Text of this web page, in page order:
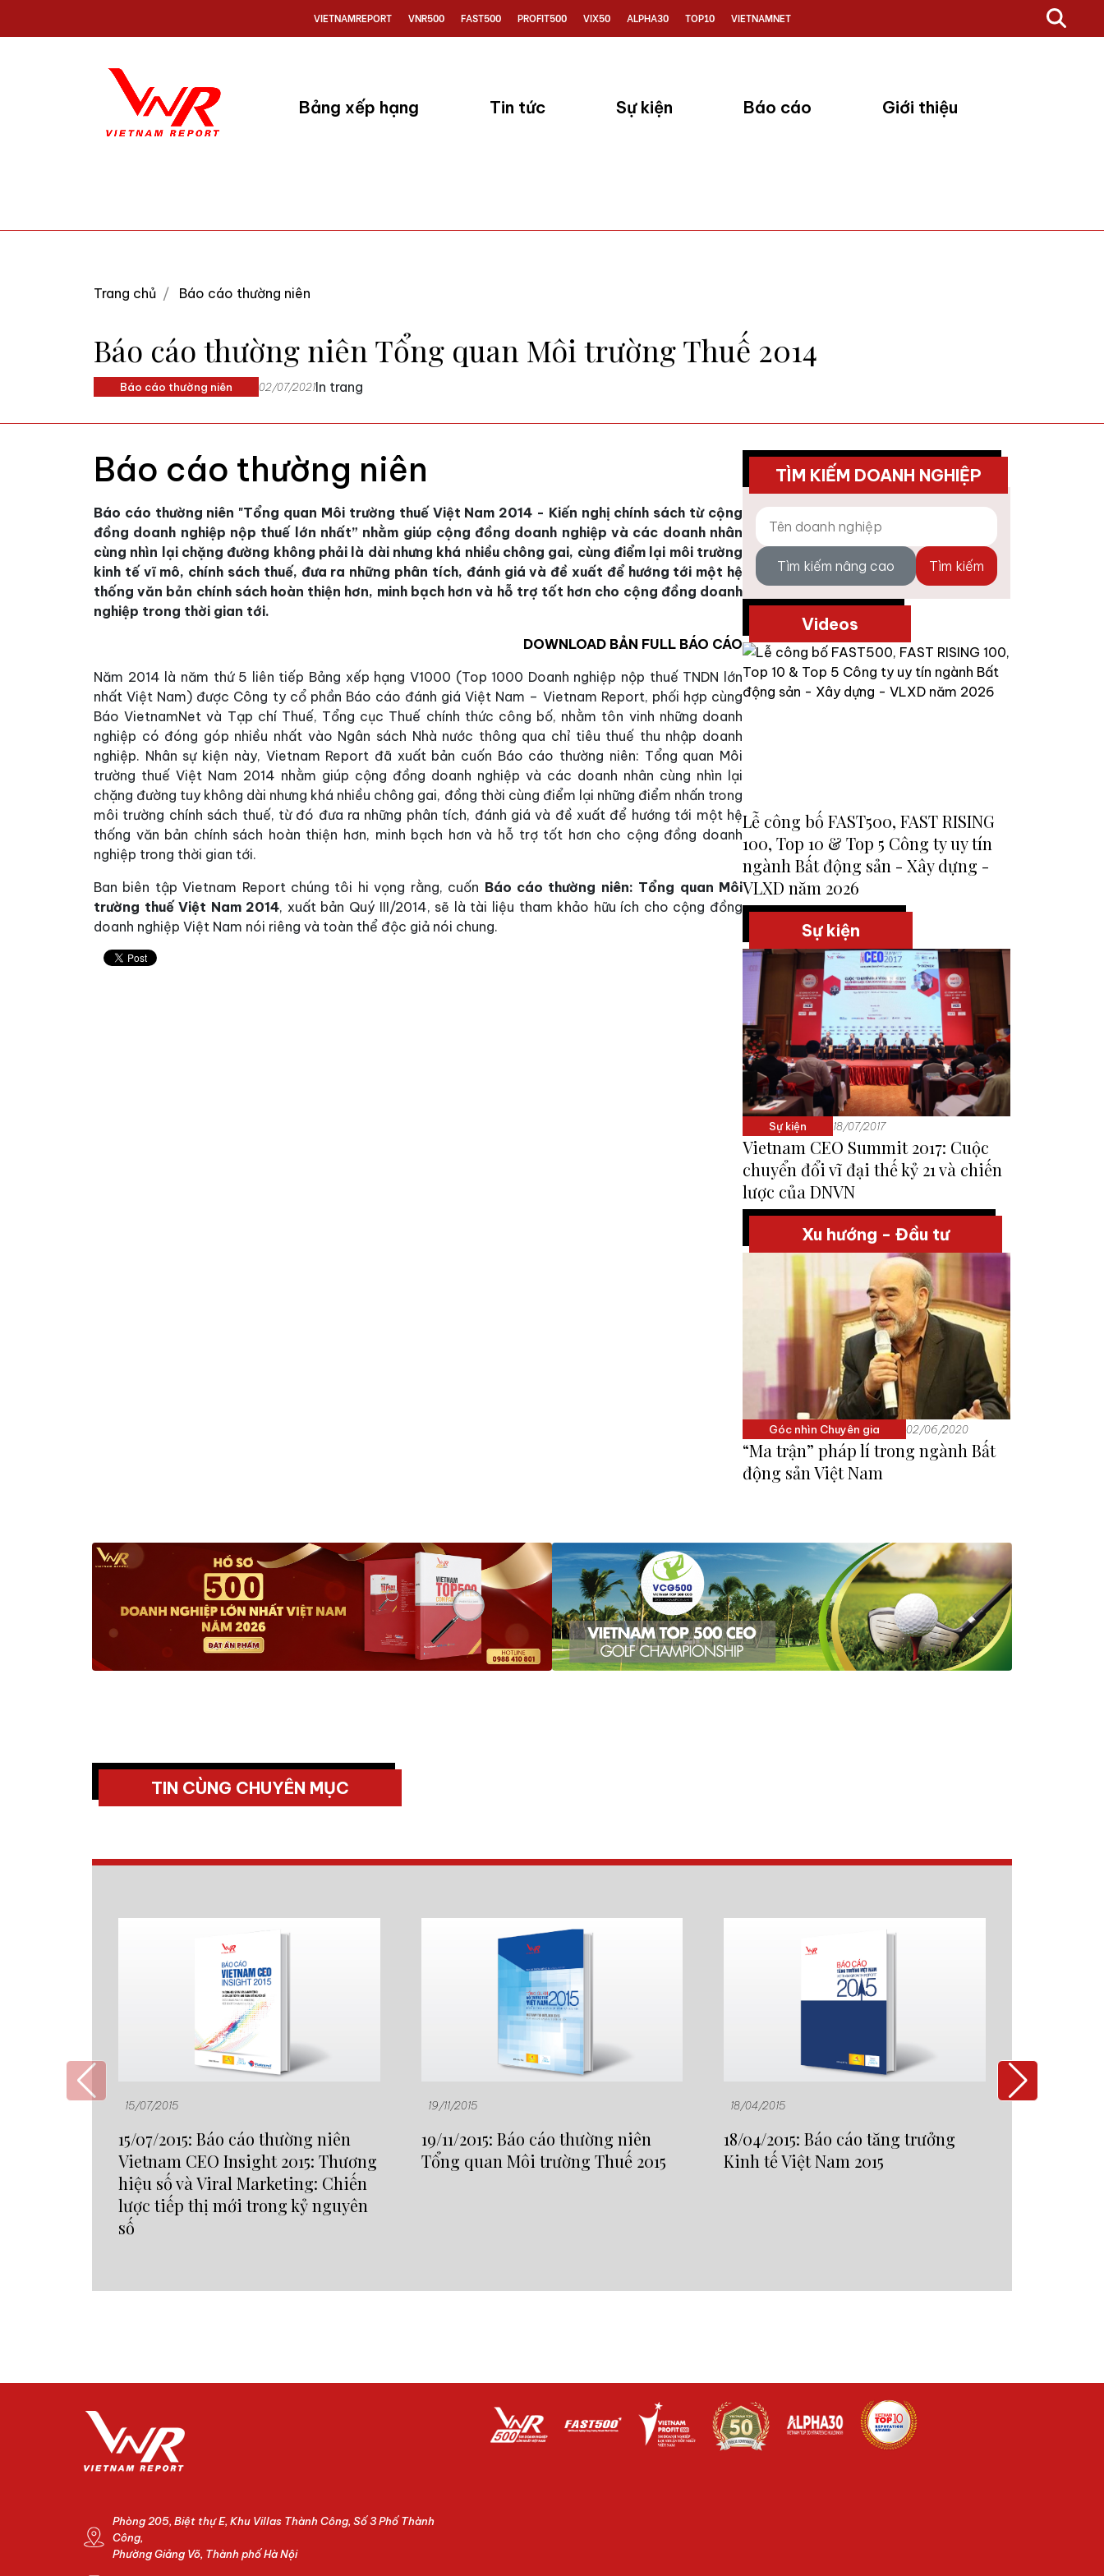
VIETNAMREPORT VNR500 FAST500 PROFIT500 VIX50 ALPHA30 TOP10 VIETNAMNET
Bảng xếp hạng Tin tức Sự kiện Báo cáo Giới thiệu
Trang chủ Báo cáo thường niên
Báo cáo thường niên Tổng quan Môi trường Thuế 2014
Báo cáo thường niên 02/07/2021In trang
Báo cáo thường niên
Báo cáo thường niên "Tổng quan Môi trường thuế Việt Nam 2014 - Kiến nghị chính sách từ cộng
đồng doanh nghiệp nộp thuế lớn nhất” nhằm giúp cộng đồng doanh nghiệp và các doanh nhân
cùng nhìn lại chặng đường không phải là dài nhưng khá nhiều chông gai, cùng điểm lại môi trường
kinh tế vĩ mô, chính sách thuế, đưa ra những phân tích, đánh giá và đề xuất để hướng tới một hệ
thống văn bản chính sách hoàn thiện hơn, minh bạch hơn và hỗ trợ tốt hơn cho cộng đồng doanh
nghiệp trong thời gian tới.
DOWNLOAD BẢN FULL BÁO CÁO
Năm 2014 là năm thứ 5 liên tiếp Bảng xếp hạng V1000 (Top 1000 Doanh nghiệp nộp thuế TNDN lớn
nhất Việt Nam) được Công ty cổ phần Báo cáo đánh giá Việt Nam – Vietnam Report, phối hợp cùng
Báo VietnamNet và Tạp chí Thuế, Tổng cục Thuế chính thức công bố, nhằm tôn vinh những doanh
nghiệp có đóng góp nhiều nhất vào Ngân sách Nhà nước thông qua chỉ tiêu thuế thu nhập doanh
nghiệp. Nhân sự kiện này, Vietnam Report đã xuất bản cuốn Báo cáo thường niên: Tổng quan Môi
trường thuế Việt Nam 2014 nhằm giúp cộng đồng doanh nghiệp và các doanh nhân cùng nhìn lại
chặng đường tuy không dài nhưng khá nhiều chông gai, đồng thời cùng điểm lại những điểm nhấn trong
môi trường chính sách thuế, từ đó đưa ra những phân tích, đánh giá và đề xuất để hướng tới một hệ
thống văn bản chính sách hoàn thiện hơn, minh bạch hơn và hỗ trợ tốt hơn cho cộng đồng doanh
nghiệp trong thời gian tới.
Ban biên tập Vietnam Report chúng tôi hi vọng rằng, cuốn Báo cáo thường niên: Tổng quan Môi
trường thuế Việt Nam 2014, xuất bản Quý III/2014, sẽ là tài liệu tham khảo hữu ích cho cộng đồng
doanh nghiệp Việt Nam nói riêng và toàn thể độc giả nói chung.
TÌM KIẾM DOANH NGHIỆP
Tìm kiếm nâng cao Tìm kiếm
Videos
Lễ công bố FAST500, FAST RISING
100, Top 10 & Top 5 Công ty uy tín
ngành Bất động sản - Xây dựng -
VLXD năm 2026
Sự kiện
Sự kiện 18/07/2017
Vietnam CEO Summit 2017: Cuộc
chuyển đổi vĩ đại thế kỷ 21 và chiến
lược của DNVN
Xu hướng - Đầu tư
Góc nhìn Chuyên gia 02/06/2020
“Ma trận” pháp lí trong ngành Bất
động sản Việt Nam
TIN CÙNG CHUYÊN MỤC
15/07/2015
15/07/2015: Báo cáo thường niên
Vietnam CEO Insight 2015: Thương
hiệu số và Viral Marketing: Chiến
lược tiếp thị mới trong kỷ nguyên
số
19/11/2015
19/11/2015: Báo cáo thường niên
Tổng quan Môi trường Thuế 2015
18/04/2015
18/04/2015: Báo cáo tăng trưởng
Kinh tế Việt Nam 2015
Phòng 205, Biệt thự E, Khu Villas Thành Công, Số 3 Phố Thành
Công,
Phường Giảng Võ, Thành phố Hà Nội